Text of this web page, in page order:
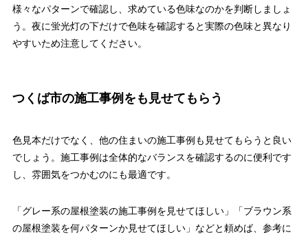
様々なパターンで確認し、求めている色味なのかを判断しましょ
う。夜に蛍光灯の下だけで色味を確認すると実際の色味と異なり
やすいため注意してください。
つくば市の施工事例をも見せてもらう
色見本だけでなく、他の住まいの施工事例も見せてもらうと良い
でしょう。施工事例は全体的なバランスを確認するのに便利です
し、雰囲気をつかむのにも最適です。
「グレー系の屋根塗装の施工事例を見せてほしい」「ブラウン系
の屋根塗装を何パターンか見せてほしい」などと頼めば、参考に